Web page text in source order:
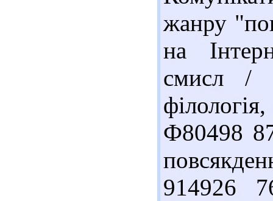
жанру
на
смисл /
Ф80498
914926